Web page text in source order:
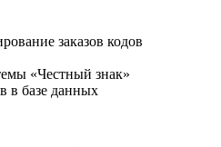
заказов кодов
«Честный знак»
в базе данных